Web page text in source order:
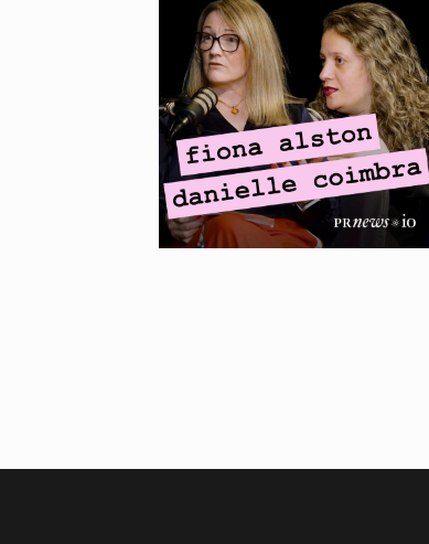
MINI-PODCAST I
Fiona Alston, Danielle
Coimbra – Earned vs
paid media
coverage